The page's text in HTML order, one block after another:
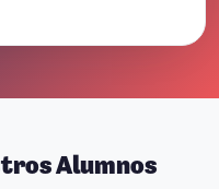
Alumnos